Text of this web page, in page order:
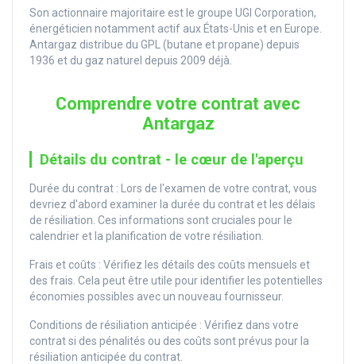
Son actionnaire majoritaire est le groupe UGI Corporation,
énergéticien notamment actif aux États-Unis et en Europe.
Antargaz distribue du GPL (butane et propane) depuis
1936 et du gaz naturel depuis 2009 déjà.
Comprendre votre contrat avec
Antargaz
Détails du contrat - le cœur de l'aperçu
Durée du contrat : Lors de l'examen de votre contrat, vous
devriez d'abord examiner la durée du contrat et les délais
de résiliation. Ces informations sont cruciales pour le
calendrier et la planification de votre résiliation.
Frais et coûts : Vérifiez les détails des coûts mensuels et
des frais. Cela peut être utile pour identifier les potentielles
économies possibles avec un nouveau fournisseur.
Conditions de résiliation anticipée : Vérifiez dans votre
contrat si des pénalités ou des coûts sont prévus pour la
résiliation anticipée du contrat.